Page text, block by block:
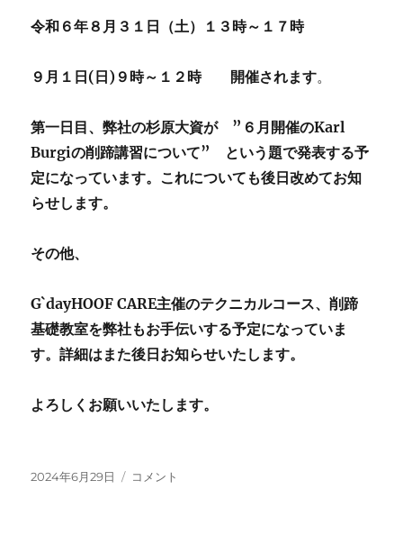
令和６年８月３１日（土）１３時～１７時
９月１日(日)９時～１２時 開催されます。
第一日目、弊社の杉原大資が ”６月開催のKarl
Burgiの削蹄講習について” という題で発表する予
定になっています。これについても後日改めてお知
らせします。
その他、
G`dayHOOF CARE主催のテクニカルコース、削蹄
基礎教室を弊社もお手伝いする予定になっていま
す。詳細はまた後日お知らせいたします。
よろしくお願いいたします。
投
2024年6月29日
ア
コメント